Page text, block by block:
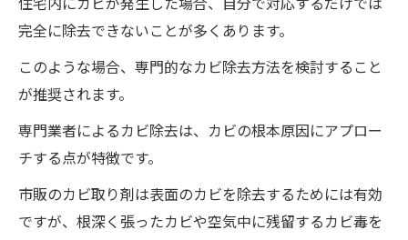
住宅内にカビが発生した場合、自分で対応するだけでは
完全に除去できないことが多くあります。
このような場合、専門的なカビ除去方法を検討すること
が推奨されます。
専門業者によるカビ除去は、カビの根本原因にアプロー
チする点が特徴です。
市販のカビ取り剤は表面のカビを除去するためには有効
ですが、根深く張ったカビや空気中に残留するカビ毒を